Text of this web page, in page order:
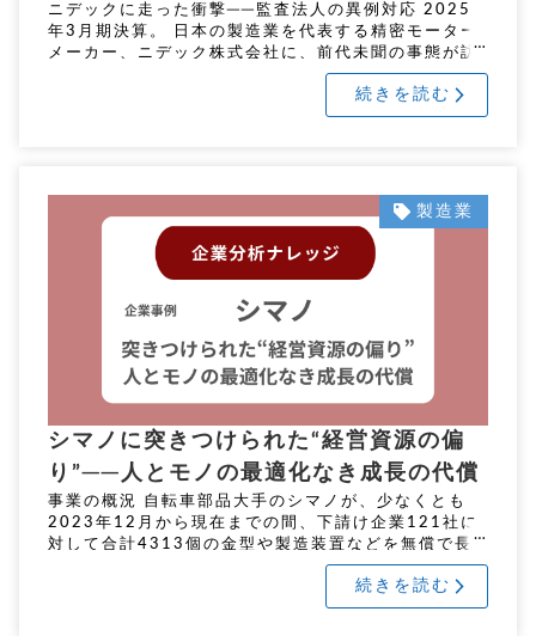
ニデックに走った衝撃──監査法人の異例対応 2025
年3月期決算。 日本の製造業を代表する精密モーター
メーカー、ニデック株式会社に、前代未聞の事態が訪
れた。 監査法人が下した判断は、極めて異例の監査意
続きを読む
製造業
シマノに突きつけられた“経営資源の偏
り”──人とモノの最適化なき成長の代償
事業の概況 自転車部品大手のシマノが、少なくとも
2023年12月から現在までの間、下請け企業121社に
対して合計4313個の金型や製造装置などを無償で長
期間保管させていたことが、下請法に違反するとし
続きを読む